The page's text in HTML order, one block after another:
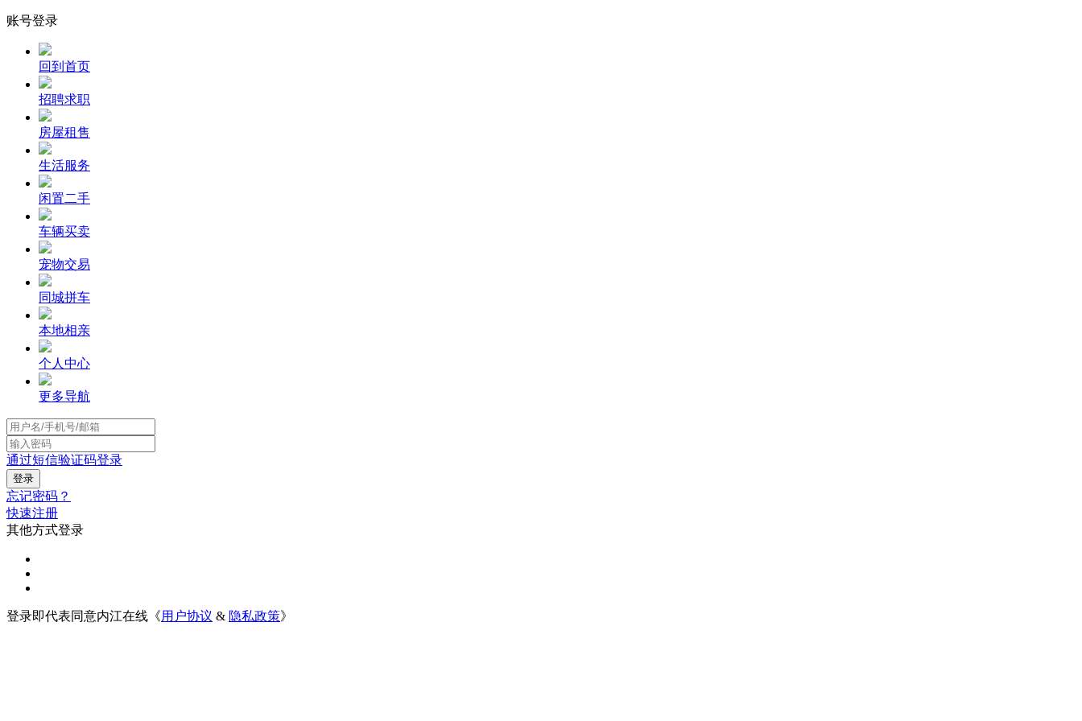
账号登录
回到首页
招聘求职
房屋租售
生活服务
闲置二手
车辆买卖
宠物交易
同城拼车
本地相亲
个人中心
更多导航
通过短信验证码登录
忘记密码？
快速注册
其他方式登录
登录即代表同意内江在线《用户协议 & 隐私政策》